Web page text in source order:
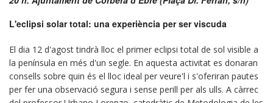
L'eclipsi solar total: una experiència per ser viscuda
El dia 12 d'agost tindrà lloc el primer eclipsi total de sol visible a
la península en més d'un segle. En aquesta activitat es donaran
consells sobre quin és el lloc ideal per veure'l i s'oferiran pautes
per fer una observació segura i sense perill per als ulls. A càrrec